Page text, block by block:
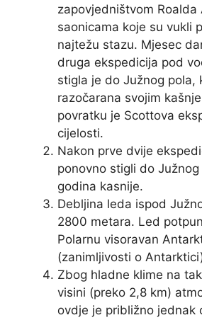
zapovjedništvom Roalda
saonicama koje su vukli
najtežu stazu. Mjesec
druga ekspedicija pod
stigla je do Južnog pola,
razočarana svojim
povratku je Scottova
cijelosti.
Nakon prve dvije
ponovno stigli do
godina kasnije.
Debljina leda ispod
2800 metara. Led
Polarnu visoravan
(zanimljivosti o
Zbog hladne klime na
visini (preko 2,8 km)
ovdje je približno jednak